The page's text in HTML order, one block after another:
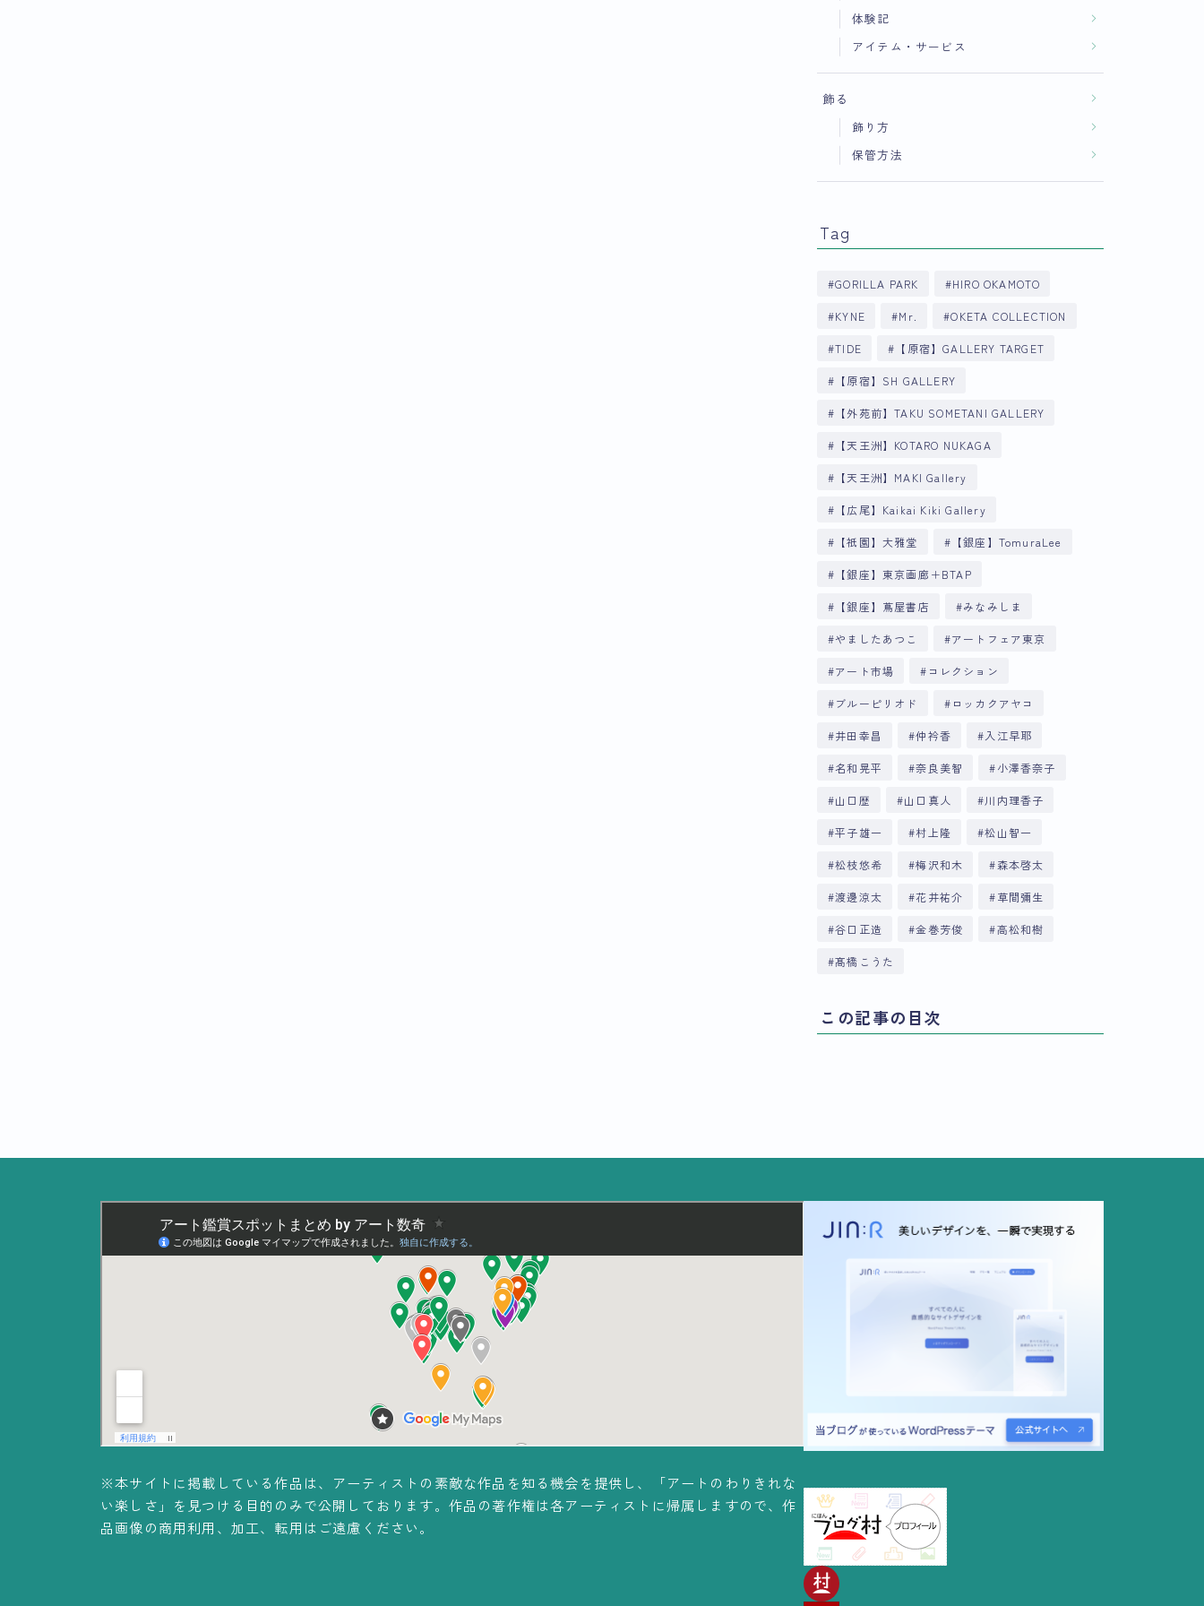
体験記
アイテム・サービス
飾る
飾り方
保管方法
Tag
GORILLA PARK HIRO OKAMOTO
KYNE Mr. OKETA COLLECTION
TIDE 【原宿】GALLERY TARGET
【原宿】SH GALLERY
【外苑前】TAKU SOMETANI GALLERY
【天王洲】KOTARO NUKAGA
【天王洲】MAKI Gallery
【広尾】Kaikai Kiki Gallery
【祇園】大雅堂 【銀座】TomuraLee
【銀座】東京画廊＋BTAP
【銀座】蔦屋書店 みなみしま
やましたあつこ アートフェア東京
アート市場 コレクション
ブルーピリオド ロッカクアヤコ
井田幸昌 仲衿香 入江早耶
名和晃平 奈良美智 小澤香奈子
山口歴 山口真人 川内理香子
平子雄一 村上隆 松山智一
松枝悠希 梅沢和木 森本啓太
渡邊涼太 花井祐介 草間彌生
谷口正造 金巻芳俊 高松和樹
髙橋こうた
この記事の目次
※本サイトに掲載している作品は、アーティストの素敵な作品を知る機会を提供し、「アートのわりきれな
い楽しさ」を見つける目的のみで公開しております。作品の著作権は各アーティストに帰属しますので、作
品画像の商用利用、加工、転用はご遠慮ください。